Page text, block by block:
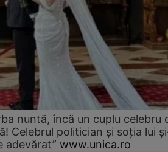
nuntă, încă un cuplu celebru
Celebrul politician și soția lui
adevărat” www.unica.ro